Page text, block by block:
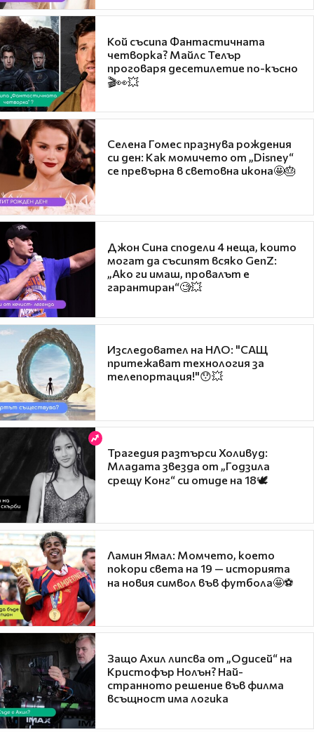
Кой съсипа Фантастичната
четворка? Майлс Телър
проговаря десетилетие по-късно
🎬👀💥
Селена Гомес празнува рождения
си ден: Как момичето от „Disney“
се превърна в световна икона🤩🎂
Джон Сина сподели 4 неща, които
могат да съсипят всяко GenZ:
„Ако ги имаш, провалът е
гарантиран“🧐💥
Изследовател на НЛО: "САЩ
притежават технология за
телепортация!"😯💥
Трагедия разтърси Холивуд:
Младата звезда от „Годзила
срещу Конг“ си отиде на 18🕊️
Ламин Ямал: Момчето, което
покори света на 19 — историята
на новия символ във футбола🤩⚽
Защо Ахил липсва от „Одисей“ на
Кристофър Нолън? Най-
странното решение във филма
всъщност има логика